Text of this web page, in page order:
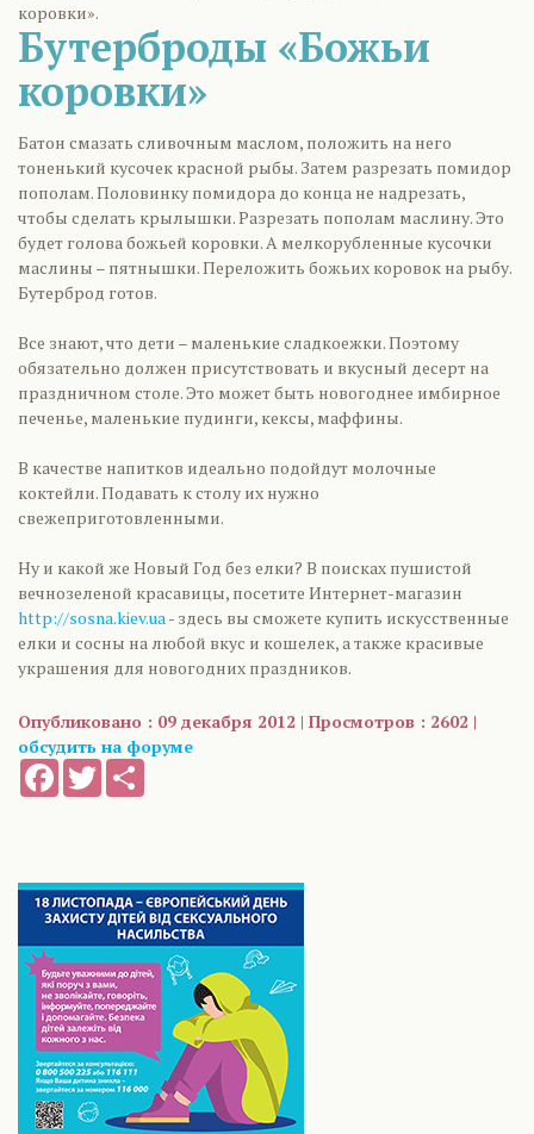
коровки».
Бутерброды «Божьи
коровки»
Батон смазать сливочным маслом, положить на него
тоненький кусочек красной рыбы. Затем разрезать помидор
пополам. Половинку помидора до конца не надрезать,
чтобы сделать крылышки. Разрезать пополам маслину. Это
будет голова божьей коровки. А мелкорубленные кусочки
маслины – пятнышки. Переложить божьих коровок на рыбу.
Бутерброд готов.
Все знают, что дети – маленькие сладкоежки. Поэтому
обязательно должен присутствовать и вкусный десерт на
праздничном столе. Это может быть новогоднее имбирное
печенье, маленькие пудинги, кексы, маффины.
В качестве напитков идеально подойдут молочные
коктейли. Подавать к столу их нужно
свежеприготовленными.
Ну и какой же Новый Год без елки? В поисках пушистой
вечнозеленой красавицы, посетите Интернет-магазин
http://sosna.kiev.ua- здесь вы сможете купить искусственные
елки и сосны на любой вкус и кошелек, а также красивые
украшения для новогодних праздников.
Опубликовано : 09 декабря 2012 | Просмотров : 2602 |
обсудить на форуме
FacebookTwitter